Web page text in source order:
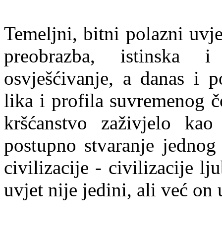
Temeljni, bitni polazni
preobrazba,
osvješćivanje, a danas i
lika i profila suvremenog
kršćanstvo zaživjelo
postupno stvaranje
civilizacije - civilizacije
uvjet nije jedini, ali već on